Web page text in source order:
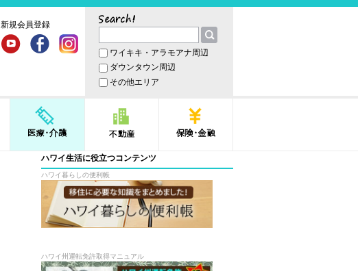
新規会員登録 サーチ
ワイキキ・アラモアナ周辺
ダウンタウン周辺
その他エリア
医療・介護 不動産
ハワイ生活に役立つコンテンツ
ハワイ暮らしの便利帳
ハワイ州運転免許取得マニュアル